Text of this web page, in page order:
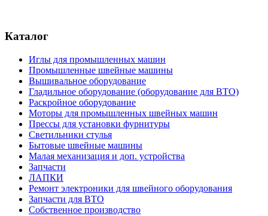
Каталог
Иглы для промышленных машин
Промышленные швейные машины
Вышивальное оборудование
Гладильное оборудование (оборудование для ВТО)
Раскройное оборудование
Моторы для промышленных швейных машин
Прессы для установки фурнитуры
Светильники стулья
Бытовые швейные машины
Малая механизация и доп. устройства
Запчасти
ЛАПКИ
Ремонт электроники для швейного оборудования
Запчасти для ВТО
Собственное производство